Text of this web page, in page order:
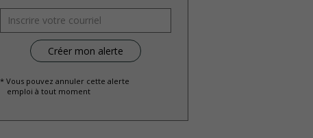
* Vous pouvez annuler cette alerte
emploi à tout moment